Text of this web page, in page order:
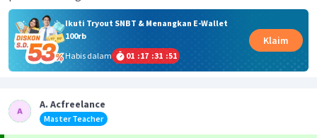
Ikuti Tryout SNBT & Menangkan E-Wallet
100rb
Habis dalam
01 :17 :31 :51
Klaim
A. Acfreelance
Master Teacher